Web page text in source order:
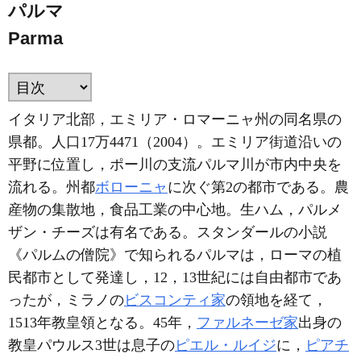
パルマ
Parma
イタリア北部，エミリア・ロマーニャ州の同名県の
県都。人口17万4471（2004）。エミリア街道沿いの
平野に位置し，ポー川の支流パルマ川が市内中央を
流れる。州都ボローニャ に次ぐ第2の都市である。農
産物の集散地，食品工業の中心地。生ハム，パルメ
ザン・チーズは有名である。スタンダールの小説
《パルムの僧院》で知られるパルマは，ローマの植
民都市として発達し，12，13世紀には自由都市であ
ったが，ミラノのビスコンティ家の領地を経て，
1513年教皇領となる。45年， ファルネーゼ家出身の
教皇パウルス3世は息子のピエル・ルイジに， ピアチ